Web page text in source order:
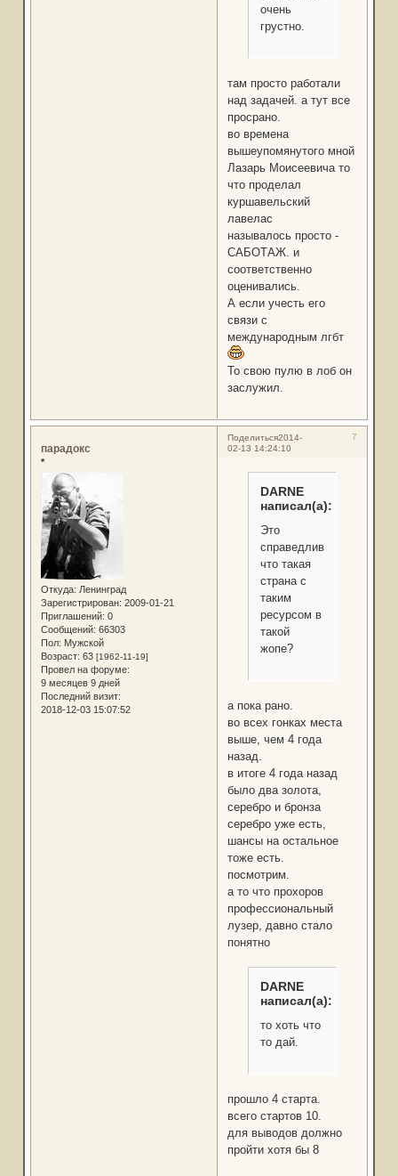
очень
грустно.
там просто работали
над задачей. а тут все
просрано.
во времена
вышеупомянутого мной
Лазарь Моисеевича то
что проделал
куршавельский
лавелас
называлось просто -
САБОТАЖ. и
соответственно
оценивались.
А если учесть его
связи с
международным лгбт
То свою пулю в лоб он
заслужил.
Поделиться 7
2014-
02-13 14:24:10
парадокс
*
Откуда: Ленинград
Зарегистрирован: 2009-01-21
Приглашений: 0
Сообщений: 66303
Пол: Мужской
Возраст: 63 [1962-11-19]
Провел на форуме:
9 месяцев 9 дней
Последний визит:
2018-12-03 15:07:52
DARNE
написал(а):
Это
справедливо,
что такая
страна с
таким
ресурсом в
такой
жопе?
а пока рано.
во всех гонках места
выше, чем 4 года
назад.
в итоге 4 года назад
было два золота,
серебро и бронза
серебро уже есть,
шансы на остальное
тоже есть.
посмотрим.
а то что прохоров
профессиональный
лузер, давно стало
понятно
DARNE
написал(а):
то хоть что
то дай.
прошло 4 старта.
всего стартов 10.
для выводов должно
пройти хотя бы 8